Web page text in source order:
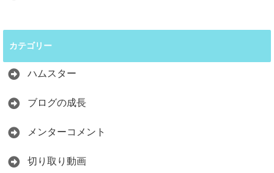
カテゴリー
ハムスター
ブログの成長
メンターコメント
切り取り動画